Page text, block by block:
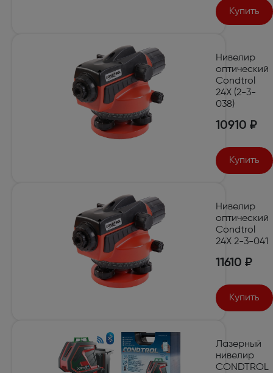
Купить
Нивелир
оптический
Condtrol
24X (2-3-
038)
10910 ₽
Купить
Нивелир
оптический
Condtrol
24X 2-3-041
11610 ₽
Купить
Лазерный
нивелир
CONDTROL